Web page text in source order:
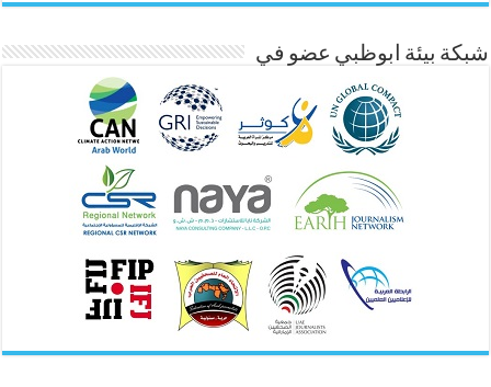
شبكة بيئة ابوظبي عضو في